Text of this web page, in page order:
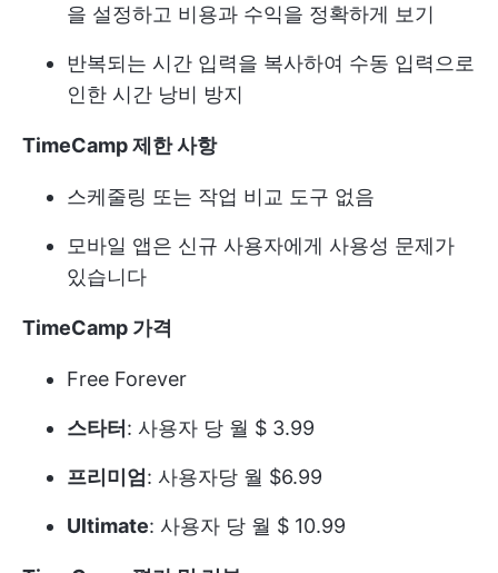
을 설정하고 비용과 수익을 정확하게 보기
반복되는 시간 입력을 복사하여 수동 입력으로
인한 시간 낭비 방지
TimeCamp 제한 사항
스케줄링 또는 작업 비교 도구 없음
모바일 앱은 신규 사용자에게 사용성 문제가
있습니다
TimeCamp 가격
Free Forever
스타터 : 사용자 당 월 $ 3.99
프리미엄 : 사용자당 월 $6.99
Ultimate: 사용자 당 월 $ 10.99